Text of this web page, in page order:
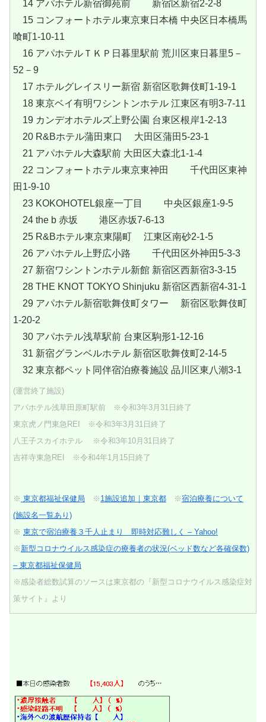
14 アパホテル新宿御苑前 新宿区新宿2-2-8
15 コンフォートホテル東京東日本橋 中央区日本橋馬
喰町1-10-11
16 アパホテルＴＫＰ日暮里駅前 荒川区東日暮里5－
52－9
17 ホテルグレイスリー新宿 新宿区歌舞伎町1-19-1
18 東京ベイ有明ワシントンホテル 江東区有明3-7-11
19 カンデオホテルズ上野公園 台東区根岸1-2-13
20 R&Bホテル蒲田東口 大田区蒲田5-23-1
21 アパホテル大森駅前 大田区大森北1-1-4
22 コンフォートホテル東京東神田 千代田区東神
田1-9-10
23 KOKOHOTEL銀座一丁目 中央区銀座1-9-5
24 the b 赤坂 港区赤坂7-6-13
25 R&Bホテル東京東陽町 江東区南砂2-1-5
26 アパホテル上野広小路 千代田区外神田5-3-3
27 新宿ワシントンホテル新館 新宿区西新宿3-3-15
28 THE KNOT TOKYO Shinjuku 新宿区西新宿4-31-1
29 アパホテル新宿歌舞伎町タワー 新宿区歌舞伎町
1-20-2
30 アパホテル浅草駅前 台東区駒形1-12-16
31 新宿グランベルホテル 新宿区歌舞伎町2-14-5
32 東京都ペット同伴宿泊療養施設 品川区東八潮3-1
(運営終了施設)
アパホテル浅草田原町駅前 ※令和3年3月31日終了
東京虎ノ門東急REI ※令和3年3月31日終了
八王子スカイホテル ※令和3年10月31日終了
吉祥寺東急REI ※令和4年1月15日終了
※ 東京都福祉保健局 ※ 1施設追加｜東京都 ※宿泊療養について
(施設名一覧あり)
※ 東京で宿泊療養３千人止まり 即時対応難しく – Yahoo!
※ 新型コロナウイルス感染症の療養者の状況(ベッド数など各確保数)
– 東京都福祉保健局
※感染者総数試算のソースは東京都の『新型コロナウイルス感染症対
策サイト』より